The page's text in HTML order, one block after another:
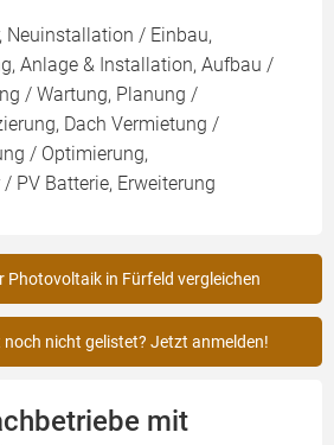
Neuinstallation / Einbau,
Anlage & Installation, Aufbau /
/ Wartung, Planung /
Dach Vermietung /
/ Optimierung,
PV Batterie, Erweiterung
Photovoltaik in Fürfeld vergleichen
noch nicht gelistet? Jetzt anmelden!
mit